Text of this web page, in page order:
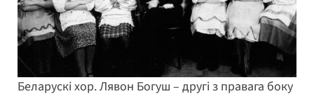
Беларускі хор. Лявон Богуш – другі з правага боку